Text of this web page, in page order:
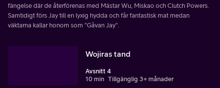
fängelse där de återförenas med Mästar Wu, Miskao och Clutch Powers.
Samtidigt förs Jay till en lyxig hydda och får fantastisk mat medan
väktarna kallar honom som "Gåvan Jay".
Wojiras tand
Avsnitt 4
10 min Tillgänglig 3+ månader